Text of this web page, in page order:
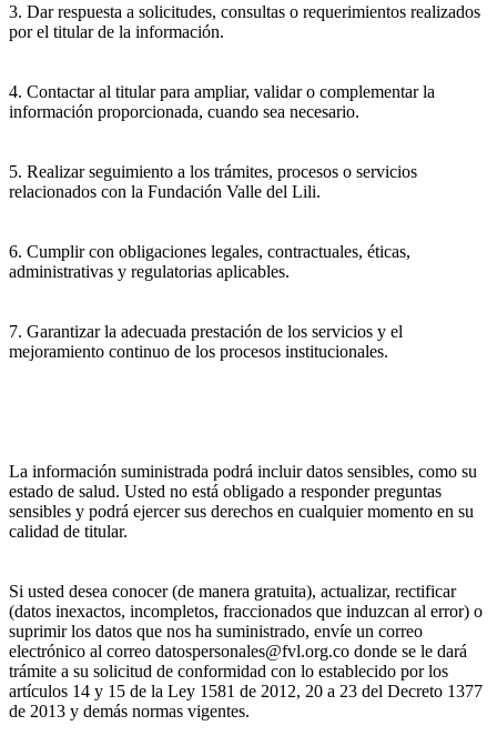
3. Dar respuesta a solicitudes, consultas o requerimientos realizados
por el titular de la información.
4. Contactar al titular para ampliar, validar o complementar la
información proporcionada, cuando sea necesario.
5. Realizar seguimiento a los trámites, procesos o servicios
relacionados con la Fundación Valle del Lili.
6. Cumplir con obligaciones legales, contractuales, éticas,
administrativas y regulatorias aplicables.
7. Garantizar la adecuada prestación de los servicios y el
mejoramiento continuo de los procesos institucionales.
La información suministrada podrá incluir datos sensibles, como su
estado de salud. Usted no está obligado a responder preguntas
sensibles y podrá ejercer sus derechos en cualquier momento en su
calidad de titular.
Si usted desea conocer (de manera gratuita), actualizar, rectificar
(datos inexactos, incompletos, fraccionados que induzcan al error) o
suprimir los datos que nos ha suministrado, envíe un correo
electrónico al correo datospersonales@fvl.org.co donde se le dará
trámite a su solicitud de conformidad con lo establecido por los
artículos 14 y 15 de la Ley 1581 de 2012, 20 a 23 del Decreto 1377
de 2013 y demás normas vigentes.